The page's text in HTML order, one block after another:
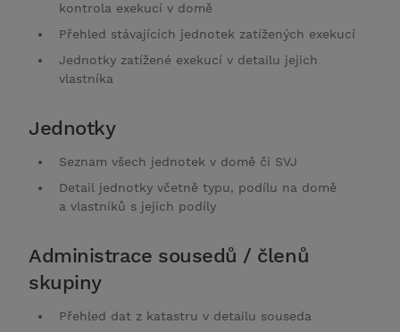
kontrola exekucí v domě
Přehled stávajících jednotek zatížených exekucí
Jednotky zatížené exekucí v detailu jejich
vlastníka
Jednotky
Seznam všech jednotek v domě či SVJ
Detail jednotky včetně typu, podílu na domě
a vlastníků s jejich podíly
Administrace sousedů / členů
skupiny
Přehled dat z katastru v detailu souseda